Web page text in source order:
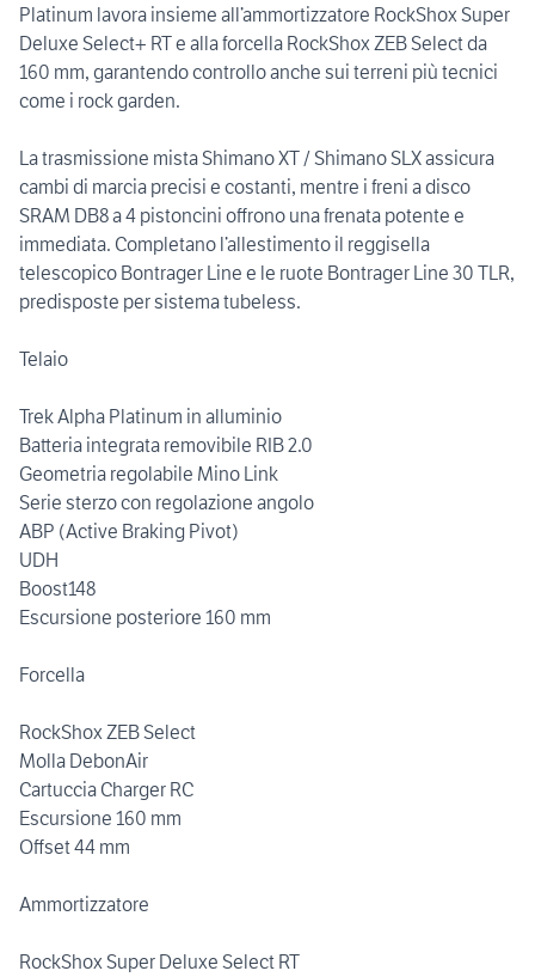
Platinum lavora insieme all’ammortizzatore RockShox Super
Deluxe Select+ RT e alla forcella RockShox ZEB Select da
160 mm, garantendo controllo anche sui terreni più tecnici
come i rock garden.
La trasmissione mista Shimano XT / Shimano SLX assicura
cambi di marcia precisi e costanti, mentre i freni a disco
SRAM DB8 a 4 pistoncini offrono una frenata potente e
immediata. Completano l’allestimento il reggisella
telescopico Bontrager Line e le ruote Bontrager Line 30 TLR,
predisposte per sistema tubeless.
Telaio
Trek Alpha Platinum in alluminio
Batteria integrata removibile RIB 2.0
Geometria regolabile Mino Link
Serie sterzo con regolazione angolo
ABP (Active Braking Pivot)
UDH
Boost148
Escursione posteriore 160 mm
Forcella
RockShox ZEB Select
Molla DebonAir
Cartuccia Charger RC
Escursione 160 mm
Offset 44 mm
Ammortizzatore
RockShox Super Deluxe Select RT